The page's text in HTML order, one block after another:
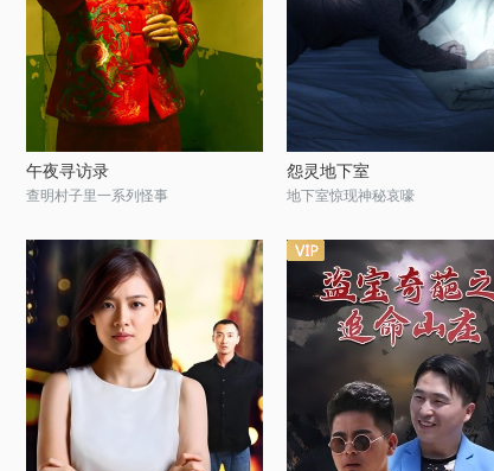
午夜寻访录
查明村子里一系列怪事
怨灵地下室
地下室惊现神秘哀嚎